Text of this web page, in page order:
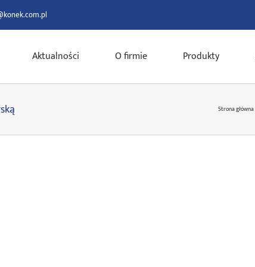
Aktualności O firmie Produkty
Strona główna